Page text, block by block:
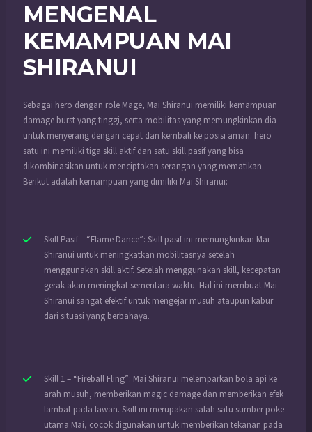
MENGENAL
KEMAMPUAN MAI
SHIRANUI
Sebagai hero dengan role Mage, Mai Shiranui memiliki kemampuan
damage burst yang tinggi, serta mobilitas yang memungkinkan dia
untuk menyerang dengan cepat dan kembali ke posisi aman. hero
satu ini memiliki tiga skill aktif dan satu skill pasif yang bisa
dikombinasikan untuk menciptakan serangan yang mematikan.
Berikut adalah kemampuan yang dimiliki Mai Shiranui:
Skill Pasif – “Flame Dance”: Skill pasif ini memungkinkan Mai
Shiranui untuk meningkatkan mobilitasnya setelah
menggunakan skill aktif. Setelah menggunakan skill, kecepatan
gerak akan meningkat sementara waktu. Hal ini membuat Mai
Shiranui sangat efektif untuk mengejar musuh ataupun kabur
dari situasi yang berbahaya.
Skill 1 – “Fireball Fling”: Mai Shiranui melemparkan bola api ke
arah musuh, memberikan magic damage dan memberikan efek
lambat pada lawan. Skill ini merupakan salah satu sumber poke
utama Mai, cocok digunakan untuk memberikan tekanan pada